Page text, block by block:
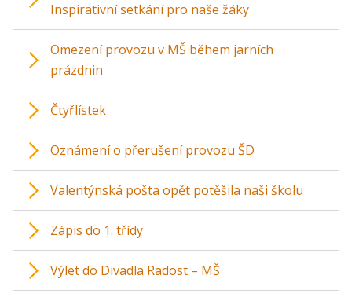
Inspirativní setkání pro naše žáky
Omezení provozu v MŠ během jarních
prázdnin
Čtyřlístek
Oznámení o přerušení provozu ŠD
Valentýnská pošta opět potěšila naši školu
Zápis do 1. třídy
Výlet do Divadla Radost – MŠ